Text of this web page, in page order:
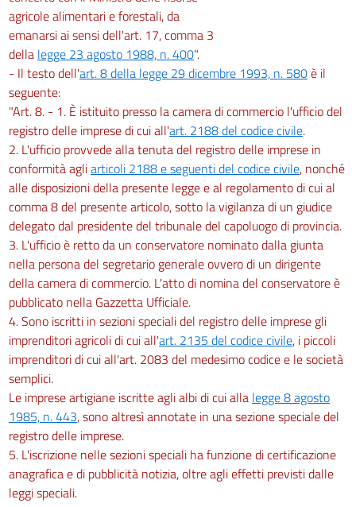
agricole alimentari e forestali, da
emanarsi ai sensi dell'art. 17, comma 3
della legge 23 agosto 1988, n. 400".
- Il testo dell'art. 8 della legge 29 dicembre 1993, n. 580è il
seguente:
"Art. 8. - 1. È istituito presso la camera di commercio l'ufficio del
registro delle imprese di cui all'art. 2188 del codice civile.
2. L'ufficio provvede alla tenuta del registro delle imprese in
conformità agliarticoli 2188 e seguenti del codice civile, nonché
alle disposizioni della presente legge e al regolamento di cui al
comma 8 del presente articolo, sotto la vigilanza di un giudice
delegato dal presidente del tribunale del capoluogo di provincia.
3. L'ufficio è retto da un conservatore nominato dalla giunta
nella persona del segretario generale ovvero di un dirigente
della camera di commercio. L'atto di nomina del conservatore è
pubblicato nella Gazzetta Ufficiale.
4. Sono iscritti in sezioni speciali del registro delle imprese gli
imprenditori agricoli di cui all'art. 2135 del codice civile, i piccoli
imprenditori di cui all'art. 2083 del medesimo codice e le società
semplici.
Le imprese artigiane iscritte agli albi di cui alla legge 8 agosto
1985, n. 443, sono altresì annotate in una sezione speciale del
registro delle imprese.
5. L'iscrizione nelle sezioni speciali ha funzione di certificazione
anagrafica e di pubblicità notizia, oltre agli effetti previsti dalle
leggi speciali.